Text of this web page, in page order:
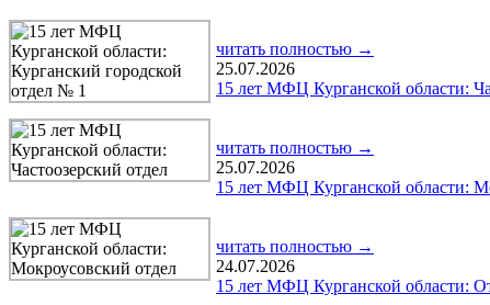
читать полностью →
25.07.2026
15 лет МФЦ Курганской области:
читать полностью →
25.07.2026
15 лет МФЦ Курганской области:
читать полностью →
24.07.2026
15 лет МФЦ Курганской области: